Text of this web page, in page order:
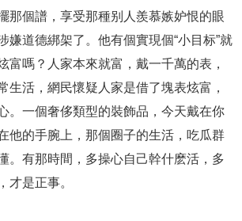
那個譜，享受那種别人羨慕嫉妒恨的眼
嫌道德綁架了。他有個實現個“小目标”就
富嗎？人家本來就富，戴一千萬的表，
生活，網民懷疑人家是借了塊表炫富，
。一個奢侈類型的裝飾品，今天戴在你
他的手腕上，那個圈子的生活，吃瓜群
。有那時間，多操心自己幹什麽活，多
才是正事。